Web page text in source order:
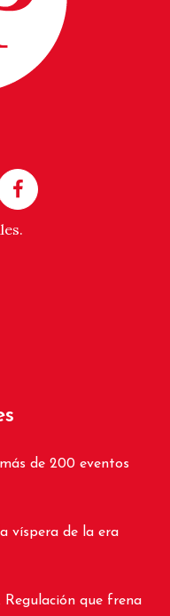
de 200 eventos
víspera de la era
que frena